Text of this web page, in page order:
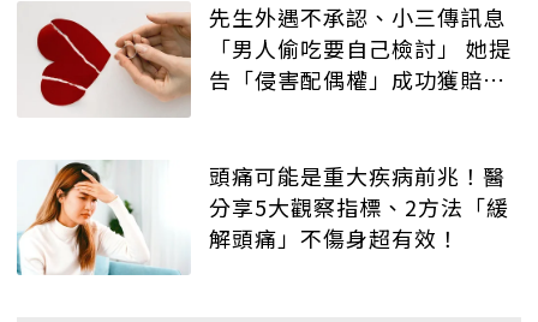
先生外遇不承認、小三傳訊息
「男人偷吃要自己檢討」 她提
告「侵害配偶權」成功獲賠
頭痛可能是重大疾病前兆！醫
分享5大觀察指標、2方法「緩
解頭痛」不傷身超有效！